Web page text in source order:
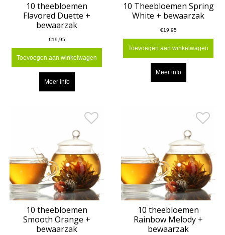
10 theebloemen
Flavored Duette +
bewaarzak
€19,95
Toevoegen aan winkelwagen
Meer info
10 Theebloemen Spring
White + bewaarzak
€19,95
Toevoegen aan winkelwagen
Meer info
10 theebloemen
Smooth Orange +
bewaarzak
10 theebloemen
Rainbow Melody +
bewaarzak